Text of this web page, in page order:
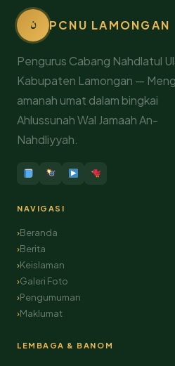
ن PCNU LAMONGAN
Pengurus Cabang Nahdlatul
Kabupaten Lamongan —
amanah umat dalam bingkai
Ahlussunah Wal Jamaah An-
Nahdliyyah.
NAVIGASI
Beranda
Berita
Keislaman
Galeri Foto
Pengumuman
Maklumat
LEMBAGA & BANOM